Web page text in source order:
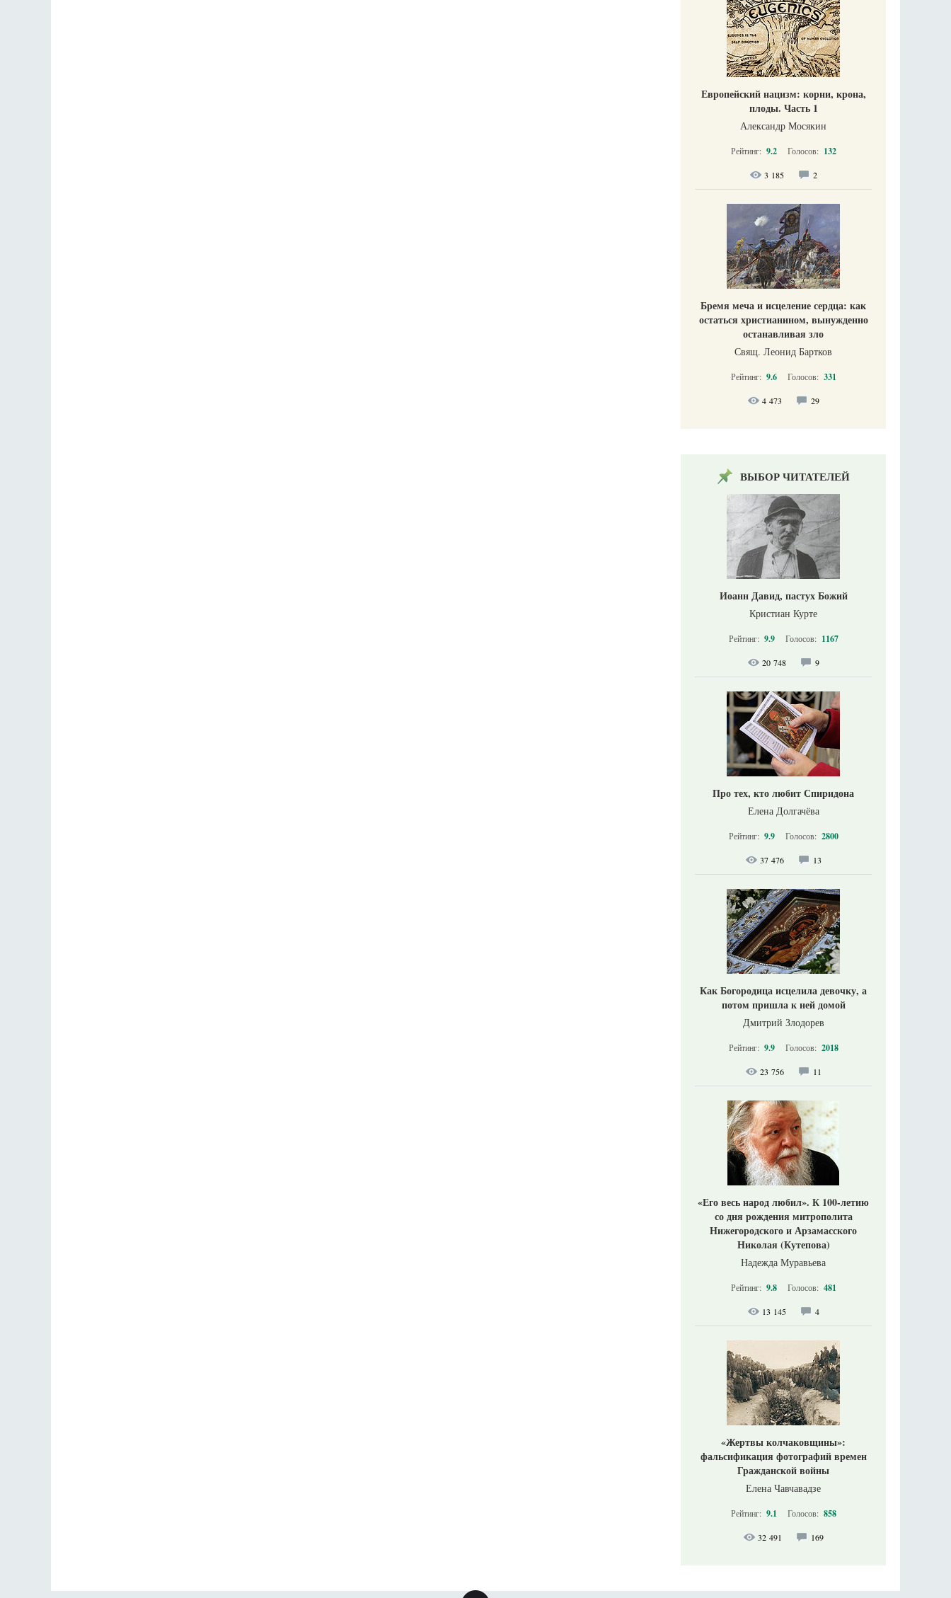
Европейский нацизм: корни, крона,
плоды. Часть 1
Александр Мосякин
Рейтинг: 9.2 Голосов: 132
3 185 2
Бремя меча и исцеление сердца: как
остаться христианином, вынужденно
останавливая зло
Свящ. Леонид Бартков
Рейтинг: 9.6 Голосов: 331
4 473 29
ВЫБОР ЧИТАТЕЛЕЙ
Иоанн Давид, пастух Божий
Кристиан Курте
Рейтинг: 9.9 Голосов: 1167
20 748 9
Про тех, кто любит Спиридона
Елена Долгачёва
Рейтинг: 9.9 Голосов: 2800
37 476 13
Как Богородица исцелила девочку, а
потом пришла к ней домой
Дмитрий Злодорев
Рейтинг: 9.9 Голосов: 2018
23 756 11
«Его весь народ любил». К 100-летию
со дня рождения митрополита
Нижегородского и Арзамасского
Николая (Кутепова)
Надежда Муравьева
Рейтинг: 9.8 Голосов: 481
13 145 4
«Жертвы колчаковщины»:
фальсификация фотографий времен
Гражданской войны
Елена Чавчавадзе
Рейтинг: 9.1 Голосов: 858
32 491 169